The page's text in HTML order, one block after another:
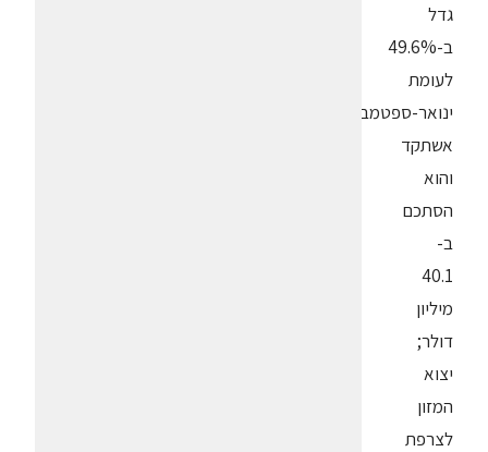
גדל
ב-49.6%
לעומת
ינואר-ספטמבר
אשתקד
והוא
הסתכם
ב-
40.1
מיליון
דולר;
יצוא
המזון
לצרפת